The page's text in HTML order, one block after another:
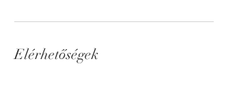
Elérhetőségek